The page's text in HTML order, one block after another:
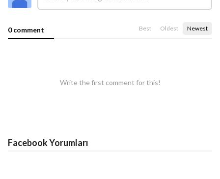
0 comment Best Oldest Newest
Write the first comment for this!
Facebook Yorumları